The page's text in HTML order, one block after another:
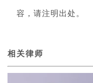
容，请注明出处。
相关律师